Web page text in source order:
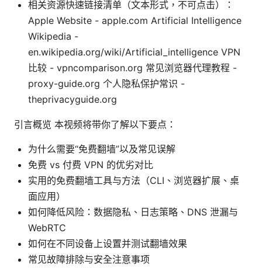
相关资源快速链接清单（文本形式，不可点击）：
Apple Website - apple.com Artificial Intelligence
Wikipedia -
en.wikipedia.org/wiki/Artificial_intelligence VPN
比较 - vpncomparison.org 常见浏览器代理教程 -
proxy-guide.org 个人隐私保护常识 -
theprivacyguide.org
引言概览 本视频将带你了解以下要点：
为什么需要“免费翻墙”以及常见误解
免费 vs 付费 VPN 的优劣对比
实用的免费翻墙工具与方法（CLI、浏览器扩展、桌
面应用）
如何降低风险：数据隐私、日志策略、DNS 泄漏与
WebRTC
如何在不同设备上设置并测试翻墙效果
常见故障排除与安全注意事项